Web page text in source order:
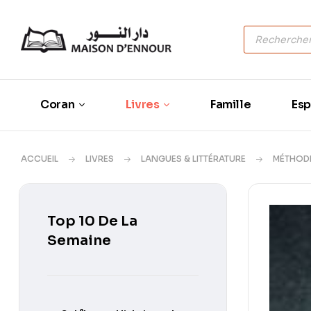
Coran Livres Famille
ACCUEIL LIVRES LANGUES & LITTÉRATURE
Top 10 De La
Semaine